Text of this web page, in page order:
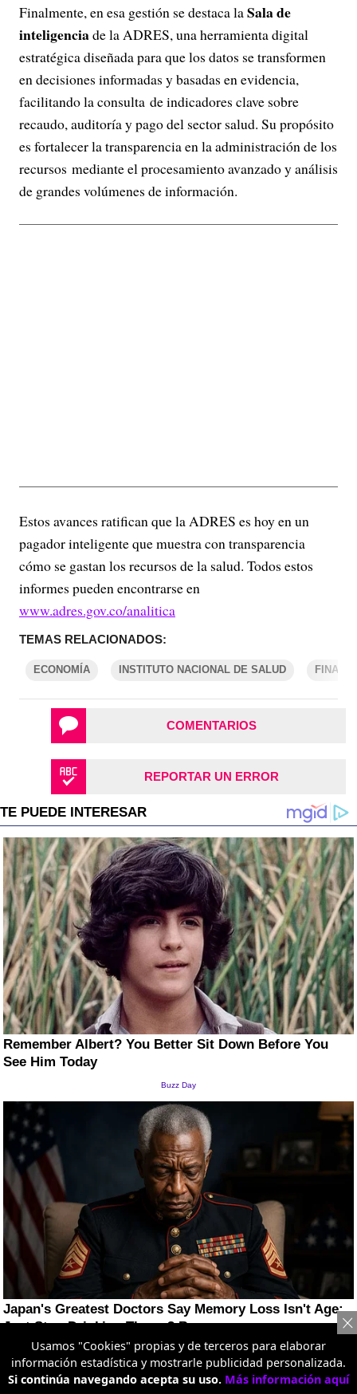
Finalmente, en esa gestión se destaca laSala de
inteligenciade la ADRES, una herramienta digital
estratégica diseñada para que los datos se transformen
en decisiones informadas y basadas en evidencia,
facilitando la consulta de indicadores clave sobre
recaudo, auditoría y pago del sector salud. Su propósito
es fortalecer la transparencia en la administración de los
recursos mediante el procesamiento avanzado y análisis
de grandes volúmenes de información.
Estos avances ratifican que la ADRES es hoy en un
pagador inteligente que muestra con transparencia
cómo se gastan los recursos de la salud. Todos estos
informes pueden encontrarse en
www.adres.gov.co/analitica
TEMAS RELACIONADOS:
ECONOMÍA INSTITUTO NACIONAL DE SALUD
COMENTARIOS
REPORTAR UN ERROR
Usamos "Cookies" propias y de terceros para elaborar
información estadística y mostrarle publicidad personalizada.
Si continúa navegando acepta su uso. Más información aquí